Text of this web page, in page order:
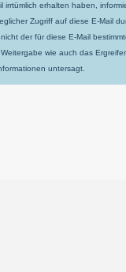
irrtümlich erhalten haben,
Zugriff auf diese E-Mail
der für diese E-Mail
wie auch das
untersagt.